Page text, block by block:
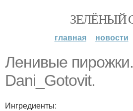
ЗЕЛЁНЫЙ
главная новости
Ленивые
Dani_Gotovit.
Ингредиенты: